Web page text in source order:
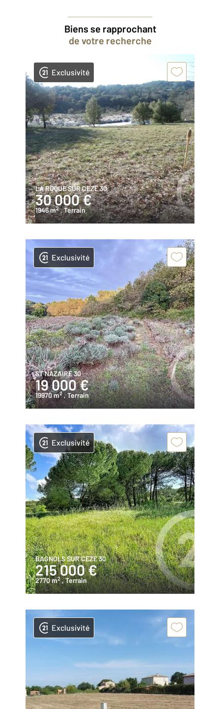
Biens se rapprochant
de votre recherche
Exclusivité
LA ROQUE SUR CEZE 30
30 000 €
1946 m2 , Terrain
Exclusivité
ST NAZAIRE 30
19 000 €
19970 m2 , Terrain
Exclusivité
BAGNOLS SUR CEZE 30
215 000 €
2770 m2 , Terrain
Exclusivité